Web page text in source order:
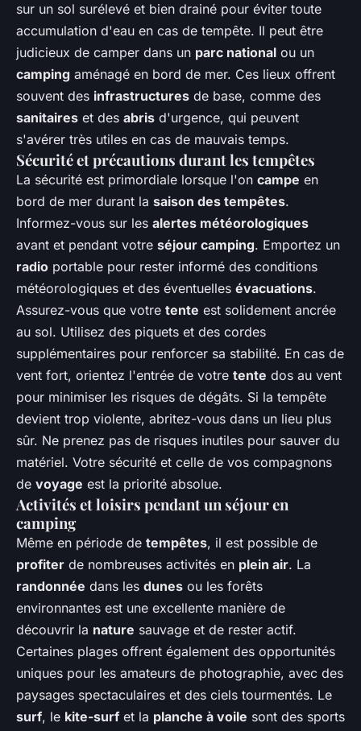
sur un sol surélevé et bien drainé pour éviter toute
accumulation d'eau en cas de tempête. Il peut être
judicieux de camper dans un parc national ou un
camping aménagé en bord de mer. Ces lieux offrent
souvent des infrastructures de base, comme des
sanitaires et des abris d'urgence, qui peuvent
s'avérer très utiles en cas de mauvais temps.
Sécurité et précautions durant les tempêtes
La sécurité est primordiale lorsque l'on campe en
bord de mer durant la saison des tempêtes.
Informez-vous sur les alertes météorologiques
avant et pendant votre séjour camping. Emportez un
radio portable pour rester informé des conditions
météorologiques et des éventuelles évacuations.
Assurez-vous que votre tente est solidement ancrée
au sol. Utilisez des piquets et des cordes
supplémentaires pour renforcer sa stabilité. En cas de
vent fort, orientez l'entrée de votre tente dos au vent
pour minimiser les risques de dégâts. Si la tempête
devient trop violente, abritez-vous dans un lieu plus
sûr. Ne prenez pas de risques inutiles pour sauver du
matériel. Votre sécurité et celle de vos compagnons
de voyage est la priorité absolue.
Activités et loisirs pendant un séjour en
camping
Même en période de tempêtes, il est possible de
profiter de nombreuses activités en plein air. La
randonnée dans les dunes ou les forêts
environnantes est une excellente manière de
découvrir la nature sauvage et de rester actif.
Certaines plages offrent également des opportunités
uniques pour les amateurs de photographie, avec des
paysages spectaculaires et des ciels tourmentés. Le
surf, le kite-surf et la planche à voile sont des sports